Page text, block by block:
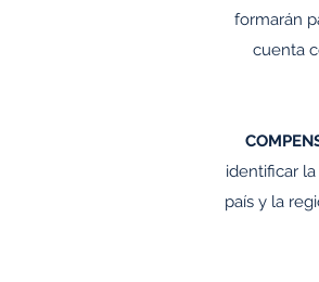
formarán
cuenta
identificar
país y la